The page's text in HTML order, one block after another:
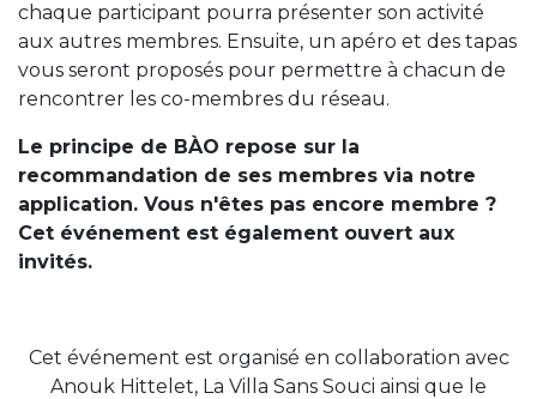
chaque participant pourra présenter son activité
aux autres membres. Ensuite, un apéro et des tapas
vous seront proposés pour permettre à chacun de
rencontrer les co-membres du réseau.
Le principe de BÀO repose sur la
recommandation de ses membres via notre
application. Vous n'êtes pas encore membre ?
Cet événement est également ouvert aux
invités.
Cet événement est organisé en collaboration avec
Anouk Hittelet, La Villa Sans Souci ainsi que le